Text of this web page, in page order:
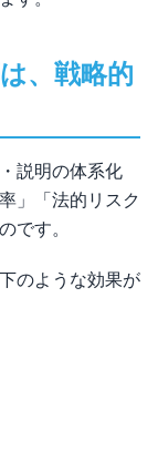
、戦略的
説明の体系化
」「法的リスク
です。
のような効果が